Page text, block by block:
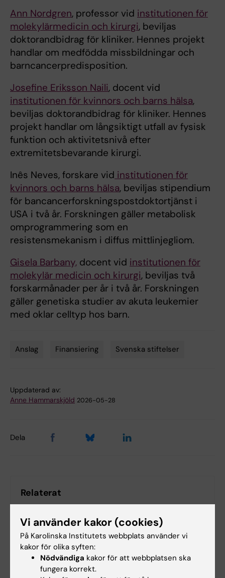
Ann Nordgren, professor vid institutionen för
molekylärmedicin och kirurgi, beviljas
doktorandbidrag för kliniker. Hennes projekt
handlar om medfödda missbildningar och
barncancerpredisposition.
Josefine Eriksson Naili, docent vid
institutionen för kvinnors och barns hälsa,
beviljas doktorandbidrag för kliniker. Hennes
projekt handlar om långsiktigt utfall av fysisk
funktion och aktivitetsnivå efter
extremitetsbevarande kirurgi.
Inês Neves, forskare vid institutionen för
kvinnors och barns hälsa, beviljas stipendium
för bancancerforskningspostdoktortjänst i
USA i två år. Forskningen gäller metabolisk
omprogrammering som en
resistensmekanism i diffus mittlinjegliom.
Gisela Barbany, docent vid institutionen för
molekylär medicin och kirurgi, beviljas två
forskarmånader per år i två år. Forskningen
gäller genetiska studier av akuta leukemier
med oklar celltyp hos barn.
Anslag Finansiering Svenska stiftelser
Uppdaterad av:
Anne Hammarskjöld 2026-05-28
Dela
Relaterat
Relaterade artiklar
Vi använder kakor (cookies)
På Karolinska Institutets webbplats använder vi
kakor för olika syften:
Nödvändiga kakor för att webbplatsen ska
fungera korrekt.